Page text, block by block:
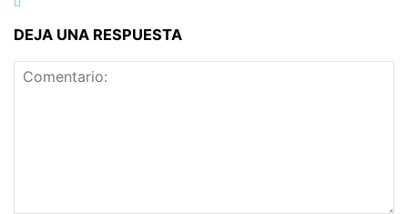
DEJA UNA RESPUESTA